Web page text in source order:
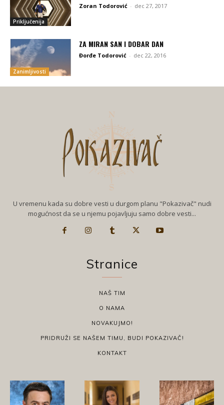
Priključenija
Zoran Todorović - dec 27, 2017
Zanimljivosti
ZA MIRAN SAN I DOBAR DAN
Đorđe Todorović - dec 22, 2016
U vremenu kada su dobre vesti u durgom planu "Pokazivač" nudi
mogućnost da se u njemu pojavljuju samo dobre vesti...
Stranice
NAŠ TIM
O NAMA
NOVAKUJMO!
PRIDRUŽI SE NAŠEM TIMU, BUDI POKAZIVAČ!
KONTAKT